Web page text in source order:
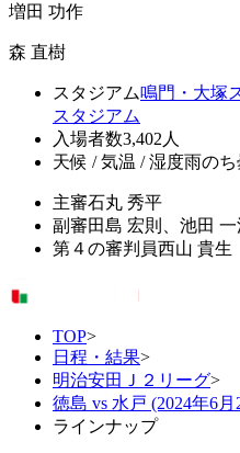
増田 功作
森 直樹
スタジアム鳴門・大塚
スタジアム
入場者数3,402人
天候 / 気温 / 湿度雨のち
主審石丸 秀平
副審田島 宏則、池田
第４の審判員西山 貴生
TOP>
日程・結果>
明治安田Ｊ２リーグ>
徳島 vs 水戸 (2024年6月
ラインナップ